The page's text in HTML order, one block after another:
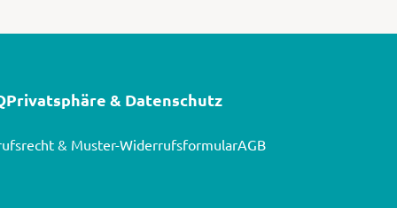
Privatsphäre & Datenschutz
& Muster-WiderrufsformularAGB